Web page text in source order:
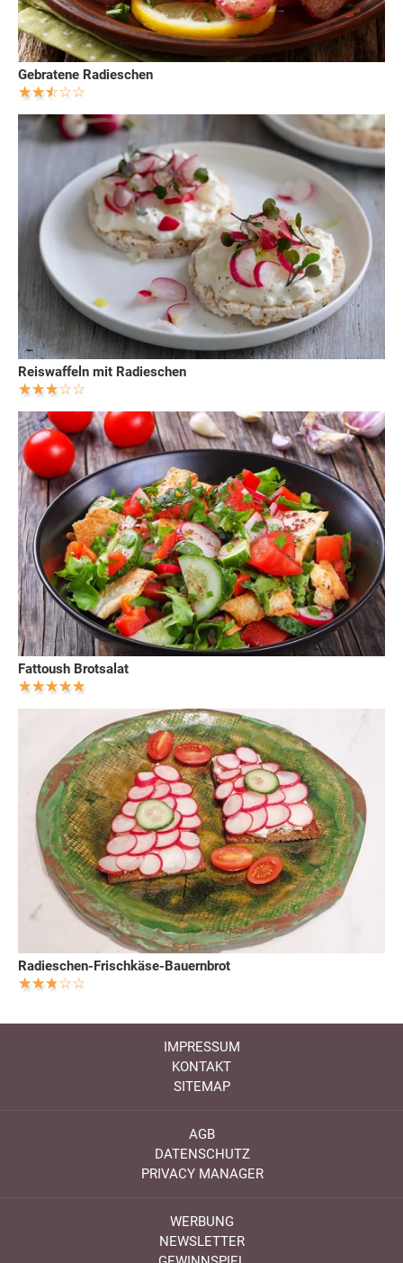
Gebratene Radieschen
Reiswaffeln mit Radieschen
Fattoush Brotsalat
Radieschen-Frischkäse-Bauernbrot
IMPRESSUM
KONTAKT
SITEMAP
AGB
DATENSCHUTZ
PRIVACY MANAGER
WERBUNG
NEWSLETTER